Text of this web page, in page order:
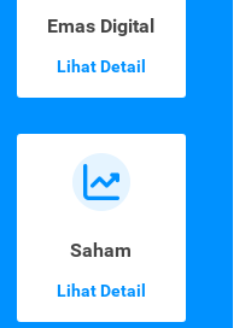
Emas Digital
Lihat Detail
Saham
Lihat Detail